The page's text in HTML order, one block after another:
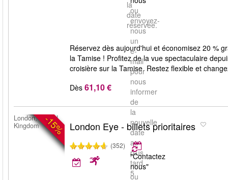
la
date
réservée.
ou
envoyez-
nous
un
e-
mail
pour
nous
informer
de
la
nouvelle
date
au
plus
tard
5
Réservez dès aujourd'hui et économisez 20 %
la Tamise ! Profitez de la vue spectaculaire
croisière sur la Tamise. Restez flexible et
Dès 61,10 €
-15%
London, United
Kingdom
London Eye - billets prioritaires
(352)
"Contactez
nous"
ou